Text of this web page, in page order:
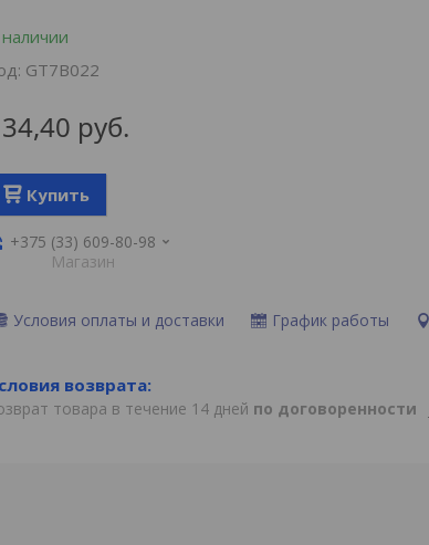
GT7B022
руб.
Купить
+375 (33) 609-80-98
Магазин
Условия оплаты и доставки График работы
товара в течение 14 дней по договоренности